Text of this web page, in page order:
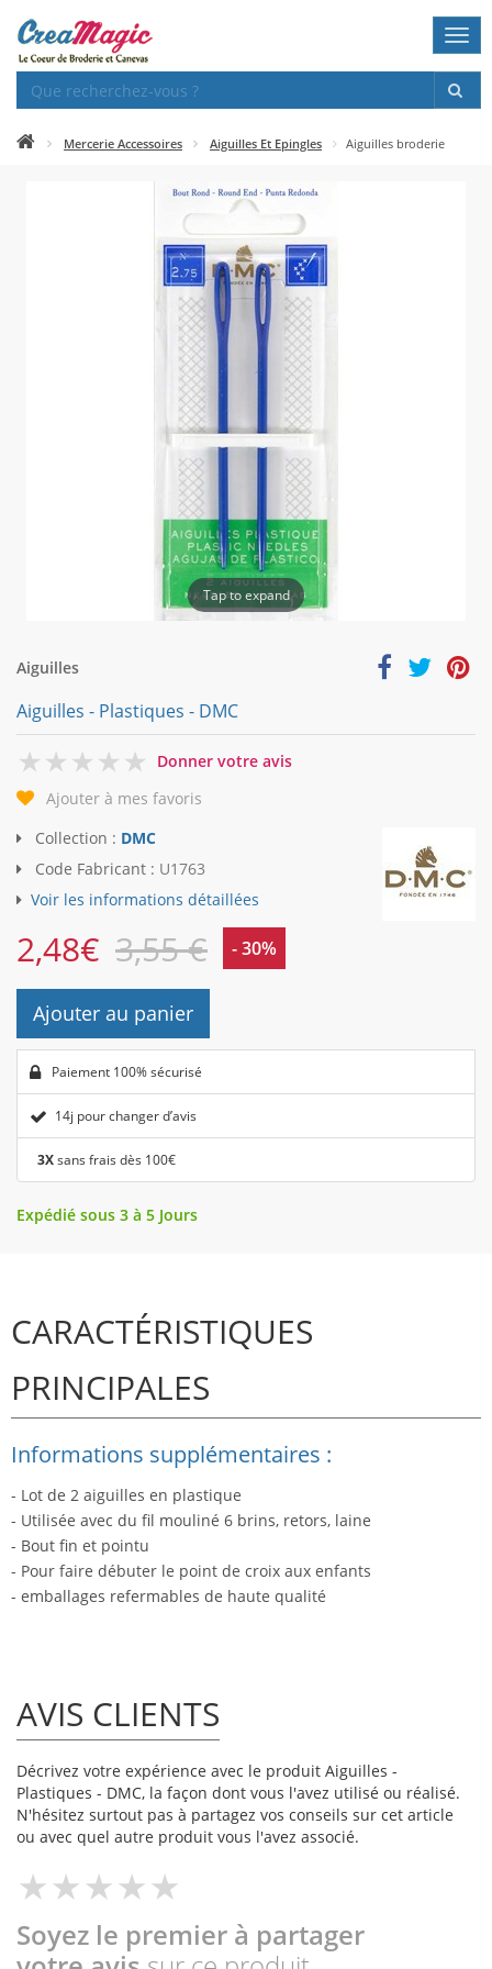
Mercerie Accessoires Aiguilles Et Epingles Aiguilles broderie
Tap to expand
Aiguilles
Aiguilles - Plastiques - DMC
0
Donner votre avis
Ajouter à mes favoris
Collection : DMC
Code Fabricant : U1763
Voir les informations détaillées
2,48€ 3,55 € - 30%
Ajouter au panier
Paiement 100% sécurisé
14j pour changer d’avis
3Xsans frais dès 100€
Expédié sous 3 à 5 Jours
CARACTÉRISTIQUES
PRINCIPALES
Informations supplémentaires :
- Lot de 2 aiguilles en plastique
- Utilisée avec du fil mouliné 6 brins, retors, laine
- Bout fin et pointu
- Pour faire débuter le point de croix aux enfants
- emballages refermables de haute qualité
AVIS CLIENTS
Décrivez votre expérience avec le produit Aiguilles -
Plastiques - DMC, la façon dont vous l'avez utilisé ou réalisé.
N'hésitez surtout pas à partagez vos conseils sur cet article
ou avec quel autre produit vous l'avez associé.
Soyez le premier à partager